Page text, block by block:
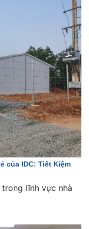
của IDC: Tiết Kiệm
trong lĩnh vực nhà